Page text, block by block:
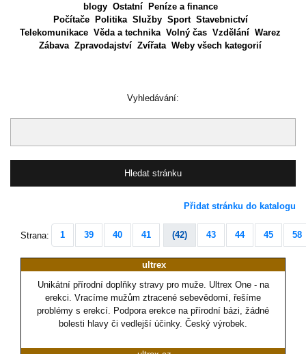
blogy Ostatní
Peníze a finance
Počítače
Politika Služby Sport Stavebnictví
Telekomunikace Věda a technika Volný čas Vzdělání Warez
Zábava Zpravodajství Zvířata Weby všech kategorií
Vyhledávání:
Přidat stránku do katalogu
Strana: 1 39 40 41 (42) 43 44 45 58
ultrex
Unikátní přírodní doplňky stravy pro muže. Ultrex One - na
erekci. Vracíme mužům ztracené sebevědomí, řešíme
problémy s erekcí. Podpora erekce na přírodní bázi, žádné
bolesti hlavy či vedlejší účinky. Český výrobek.